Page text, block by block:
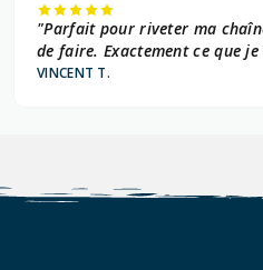
"Parfait pour riveter ma
de faire. Exactement ce que
VINCENT T.